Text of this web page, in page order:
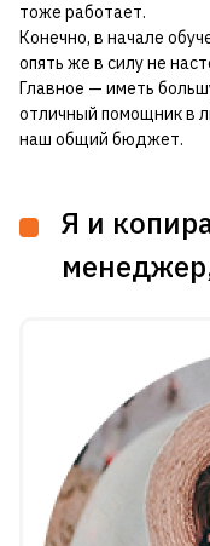
тоже работает.
Конечно, в начале
опять же в силу не
Главное — иметь
отличный помощник в
наш общий бюджет.
Я и